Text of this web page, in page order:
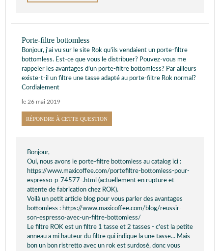
Porte-filtre bottomless
Bonjour, j’ai vu sur le site Rok qu’ils vendaient un porte-filtre
bottomless. Est-ce que vous le distribuer? Pouvez-vous me
rappeler les avantages d’un porte-filtre bottomless? Par ailleurs
existe-t-il un filtre une tasse adapté au porte-filtre Rok normal?
Cordialement
le 26 mai 2019
RÉPONDRE À CETTE QUESTION
Bonjour,
Oui, nous avons le porte-filtre bottomless au catalog ici :
https://www.maxicoffee.com/portefiltre-bottomless-pour-
espresso-p-74577-.html (actuellement en rupture et
attente de fabrication chez ROK).
Voilà un petit article blog pour vous parler des avantages
bottomless : https://www.maxicoffee.com/blog/reussir-
son-espresso-avec-un-filtre-bottomless/
Le filtre ROK est un filtre 1 tasse et 2 tasses - c'est la petite
anneau a mi hauteur du filtre qui indique la une tasse... Mais
bon un bon ristretto avec un rok est surdosé, donc vous